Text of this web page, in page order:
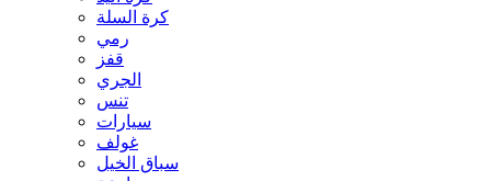
كرة السلة
رمي
قفز
الجري
تنس
سيارات
غولف
سباق الخيل